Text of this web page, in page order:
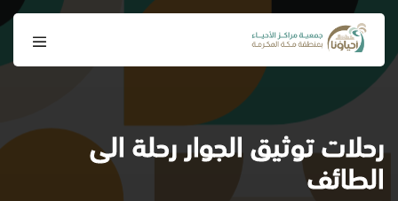
رحلات توثيق الجوار رحلة الى
الطائف